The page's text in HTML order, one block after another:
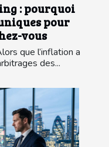
: pourquoi
pour
vous
que l’inflation a
des...